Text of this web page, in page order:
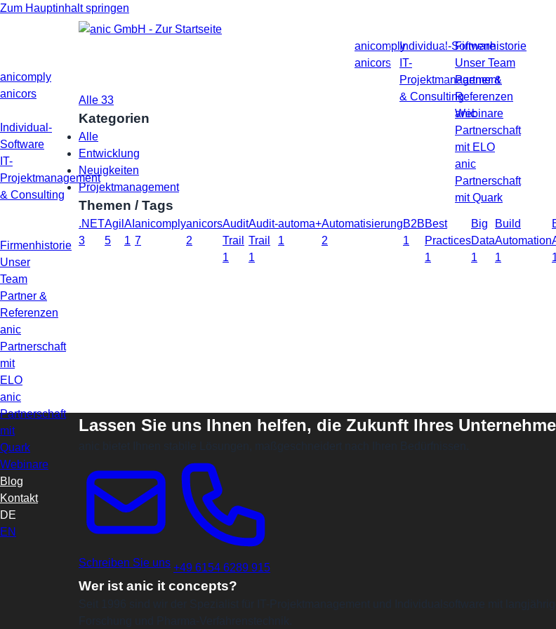
Zum Hauptinhalt springen
anicomply
anicors
Individual-Software
IT-
Projektmanagement
& Consulting
Firmenhistorie
Unser Team
Partner &
Referenzen
anic
Partnerschaft
mit ELO
anic
Partnerschaft
mit Quark
Webinare
anicomply
anicors
Individual-
Software
IT-
Projektmanagement
& Consulting
Firmenhistorie
Unser
Team
Partner &
Referenzen
anic
Partnerschaft
mit
ELO
anic
Partnerschaft
mit
Quark
Webinare
Blog
Kontakt
DE
EN
Alle 33
Kategorien
Alle
Entwicklung
Neuigkeiten
Projektmanagement
Themen / Tags
.NET
3
Agil
5
AI
1
anicomply
7
anicors
2
Audit
Trail
1
Audit-
Trail
1
automa+
1
Automatisierung
2
B2B
1
Best
Practices
1
Big
Data
1
Build
Automation
1
Lassen Sie uns Ihnen helfen, die Zukunft Ihres
Schreiben Sie uns +49 6154 6289 915
Wer ist anic it concepts?